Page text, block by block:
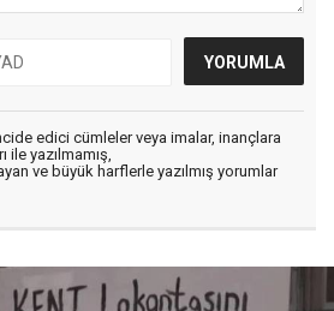
edici cümleler veya imalar, inançlara
ile yazılmamış,
ve büyük harflerle yazılmış yorumlar